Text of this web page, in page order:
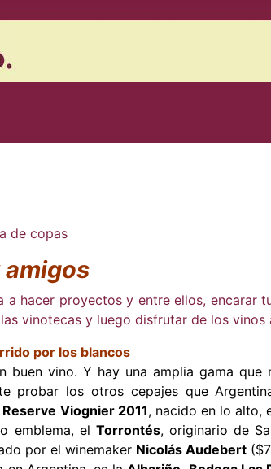
amigos
a hacer proyectos y entre ellos, encarar
vinotecas y luego disfrutar de los vinos
por los blancos
buen vino. Y hay una amplia gama
probar los otros cepajes que
Viognier 2011, nacido en lo alto,
emblema, el Torrontés, originario de
por el winemaker Nicolás Audebert